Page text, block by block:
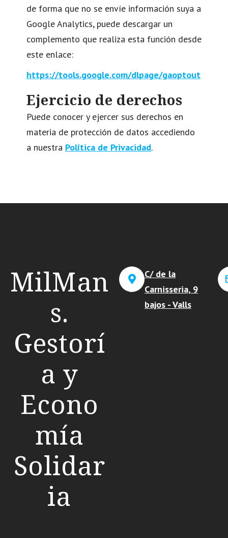
de forma que no se envíe información suya a
Google Analytics, puede descargar un
complemento que realiza esta función desde
este enlace:
https://tools.google.com/dlpage/gaoptout
Ejercicio de derechos
Puede conocer y ejercer sus derechos en
materia de protección de datos accediendo
a nuestra Política de Privacidad.
MilMan
s.
Gestorí
a y
Econo
mía
Solidar
ia
C/ de la
Carnisseria, 9
bajos - Valls